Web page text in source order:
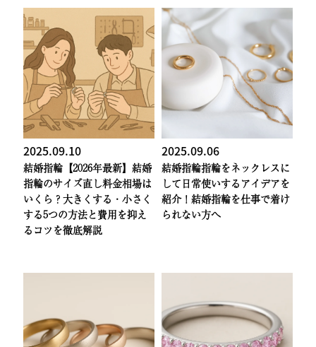
2025.09.10
結婚指輪 【2026年最新】結婚
指輪のサイズ直し料金相場は
いくら？大きくする・小さく
する5つの方法と費用を抑え
るコツを徹底解説
2025.09.06
結婚指輪指輪をネックレスに
して日常使いするアイデアを
紹介！結婚指輪を仕事で着け
られない方へ